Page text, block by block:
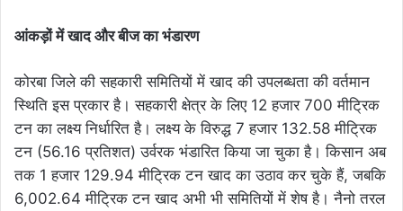
आंकड़ों में खाद और बीज का भंडारण
कोरबा जिले की सहकारी समितियों में खाद की उपलब्धता की वर्तमान
स्थिति इस प्रकार है। सहकारी क्षेत्र के लिए 12 हजार 700 मीट्रिक
टन का लक्ष्य निर्धारित है। लक्ष्य के विरुद्ध 7 हजार 132.58 मीट्रिक
टन (56.16 प्रतिशत) उर्वरक भंडारित किया जा चुका है। किसान अब
तक 1 हजार 129.94 मीट्रिक टन खाद का उठाव कर चुके हैं, जबकि
6,002.64 मीट्रिक टन खाद अभी भी समितियों में शेष है। नैनो तरल